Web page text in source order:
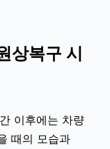
상복구 시
이후에는 차량
때의 모습과